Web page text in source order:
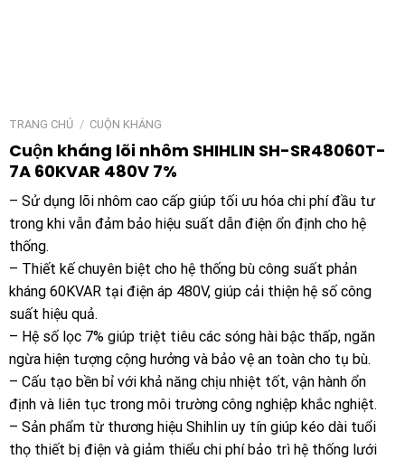
TRANG CHỦ / CUỘN KHÁNG
Cuộn kháng lõi nhôm SHIHLIN SH-SR48060T-
7A 60KVAR 480V 7%
– Sử dụng lõi nhôm cao cấp giúp tối ưu hóa chi phí đầu tư
trong khi vẫn đảm bảo hiệu suất dẫn điện ổn định cho hệ
thống.
– Thiết kế chuyên biệt cho hệ thống bù công suất phản
kháng 60KVAR tại điện áp 480V, giúp cải thiện hệ số công
suất hiệu quả.
– Hệ số lọc 7% giúp triệt tiêu các sóng hài bậc thấp, ngăn
ngừa hiện tượng cộng hưởng và bảo vệ an toàn cho tụ bù.
– Cấu tạo bền bỉ với khả năng chịu nhiệt tốt, vận hành ổn
định và liên tục trong môi trường công nghiệp khắc nghiệt.
– Sản phẩm từ thương hiệu Shihlin uy tín giúp kéo dài tuổi
thọ thiết bị điện và giảm thiểu chi phí bảo trì hệ thống lưới